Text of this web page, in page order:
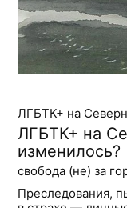
ЛГБТК+ на
ЛГБТК+ на
изменилось?
свобода (не) за
Преследования,